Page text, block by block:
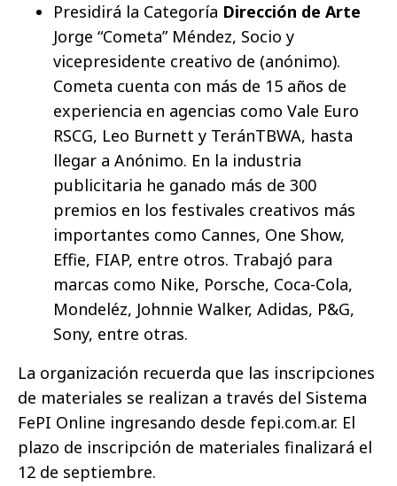
Presidirá la Categoría Dirección de Arte
Jorge “Cometa” Méndez, Socio y
vicepresidente creativo de (anónimo).
Cometa cuenta con más de 15 años de
experiencia en agencias como Vale Euro
RSCG, Leo Burnett y TeránTBWA, hasta
llegar a Anónimo. En la industria
publicitaria he ganado más de 300
premios en los festivales creativos más
importantes como Cannes, One Show,
Effie, FIAP, entre otros. Trabajó para
marcas como Nike, Porsche, Coca-Cola,
Mondeléz, Johnnie Walker, Adidas, P&G,
Sony, entre otras.
La organización recuerda que las inscripciones
de materiales se realizan a través del Sistema
FePI Online ingresando desde fepi.com.ar. El
plazo de inscripción de materiales finalizará el
12 de septiembre.